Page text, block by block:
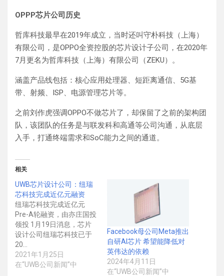
OPPP芯片公司历史
哲库科技最早在2019年成立，当时还叫守朴科技（上海）
有限公司，是OPPO全资控股的芯片设计子公司，在2020年
7月更名为哲库科技（上海）有限公司（ZEKU）。
涵盖产品线包括：核心应用处理器、短距离通信、5G基
带、射频、ISP、电源管理芯片等。
之前刘作虎强调OPPO不做芯片了，却保留了之前的架构团
队，该团队的任务是与联发科和高通等公司沟通，从底层
入手，打通终端需求和SoC能力之间的通道。
相关
UWB芯片设计公司：纽瑞
芯科技完成近亿元融资
纽瑞芯科技完成近亿元
Pre-A轮融资，由亦庄国投
领投 1月19日消息，芯片
设计公司纽瑞芯科技已于
20…
2021年1月25日
在“UWB公司新闻”中
Facebook母公司Meta推出
自研AI芯片 希望能降低对
英伟达的依赖
2024年4月11日
在“UWB公司新闻”中